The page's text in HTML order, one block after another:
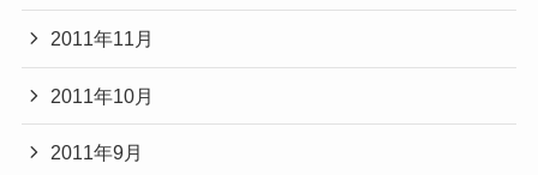
2011年11月
2011年10月
2011年9月